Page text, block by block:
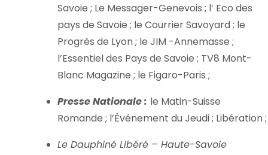
Savoie ; Le Messager-Genevois ; l’ Eco des
pays de Savoie ; le Courrier Savoyard ; le
Progrès de Lyon ; le JIM -Annemasse ;
l’Essentiel des Pays de Savoie ; TV8 Mont-
Blanc Magazine ; le Figaro-Paris ;
Presse Nationale : le Matin-Suisse
Romande ; l’Événement du Jeudi ; Libération ;
Le Dauphiné Libéré – Haute-Savoie